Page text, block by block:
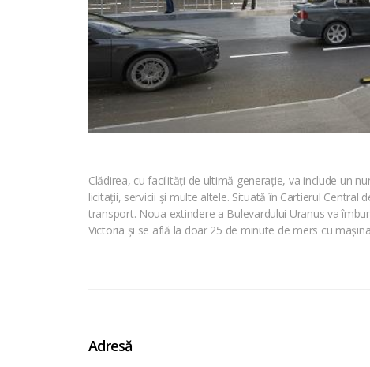
Clădirea, cu facilități de ultimă generație, va include un
licitații, servicii și multe altele. Situată în Cartierul
transport. Noua extindere a Bulevardului Uranus va
Victoria și se află la doar 25 de minute de mers cu
Adresă